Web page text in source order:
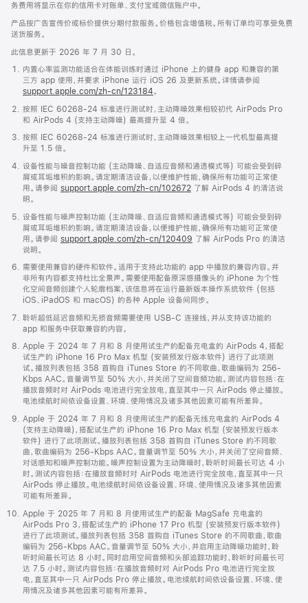
务费用将显示在你的信用卡对账单、支付宝或微信账户中。
产品按广告宣传价或标价提供分期付款服务。价格包含增值税。所有订单均可享受免费
送货服务。
此信息更新于 2026 年 7 月 30 日。
内置心率监测功能适合在体能训练时通过 iPhone 上的健身 app 和兼容的第
三方 app 使用，并要求 iPhone 运行 iOS 26 及更新系统。详情请参阅
support.apple.com/zh-cn/123184。
按照 IEC 60268-24 标准进行测试时，主动降噪效果相较初代 AirPods Pro
和 AirPods 4 (支持主动降噪) 最高提升至 4 倍。
按照 IEC 60268-24 标准进行测试时，主动降噪效果相较上一代机型最高提
升至 1.5 倍。
设备性能与噪音控制功能 (主动降噪、自适应音频和通透模式等) 可能会受到碎
屑或耳垢堆积的影响。请定期清洁设备，以便维护性能，确保所有功能可正常使
用。请参阅 support.apple.com/zh-cn/102672 了解 AirPods 4 的清洁说
明。
设备性能与噪声控制功能 (主动降噪、自适应音频和通透模式等) 可能会受到碎
屑或耳垢堆积的影响。请定期清洁设备，以便维护性能，确保所有功能可正常使
用。请参阅 support.apple.com/zh-cn/120409 了解 AirPods Pro 的清洁
说明。
需要使用兼容的硬件和软件。适用于支持此功能的 app 中播放的兼容内容。并
非所有内容都支持杜比全景声。需要使用配备原深感摄像头的 iPhone 为个性
化空间音频创建个人轮廓档案，该信息将在运行最新版本操作系统软件 (包括
iOS、iPadOS 和 macOS) 的各种 Apple 设备间同步。
聆听超低延迟音频和无损音频需要使用 USB-C 连接线，并从支持该功能的
app 和服务中获取兼容的内容。
Apple 于 2024 年 7 月和 8 月使用试生产的配备充电盒的 AirPods 4，搭配
试生产的 iPhone 16 Pro Max 机型 (安装预发行版本软件) 进行了此项测
试。播放列表包括 358 首购自 iTunes Store 的不同歌曲，歌曲编码为 256-
Kbps AAC。音量调节至 50% 大小，并关闭了空间音频功能。测试内容包括：在
播放音频时对 AirPods 电池进行完全放电，直至其中一只 AirPods 停止播放。
电池续航时间依设备设置、环境、使用情况及诸多其他因素可能有所差异。
Apple 于 2024 年 7 月和 8 月使用试生产的配备无线充电盒的 AirPods 4
(支持主动降噪)，搭配试生产的 iPhone 16 Pro Max 机型 (安装预发行版本
软件) 进行了此项测试。播放列表包括 358 首购自 iTunes Store 的不同歌
曲，歌曲编码为 256-Kbps AAC。音量调节至 50% 大小，并关闭了空间音频、
对话感知和噪声控制功能。噪声控制设置为主动降噪时，聆听时间最长可达 4 小
时。测试内容包括：在播放音频时对 AirPods 电池进行完全放电，直至其中一只
AirPods 停止播放。电池续航时间依设备设置、环境、使用情况及诸多其他因素
可能有所差异。
Apple 于 2025 年 7 月和 8 月使用试生产的配备 MagSafe 充电盒的
AirPods Pro 3，搭配试生产的 iPhone 17 Pro 机型 (安装预发行版本软件)
进行了此项测试。播放列表包括 358 首购自 iTunes Store 的不同歌曲，歌曲
编码为 256-Kbps AAC。音量调节至 50% 大小，并启用主动降噪功能时，聆
听时间最长可达 8 小时。同时启用空间音频和头部追踪功能时，聆听时间最长可
达 7.5 小时。测试内容包括：在播放音频时对 AirPods Pro 电池进行完全放
电，直至其中一只 AirPods Pro 停止播放。电池续航时间依设备设置、环境、使
用情况及诸多其他因素可能有所差异。